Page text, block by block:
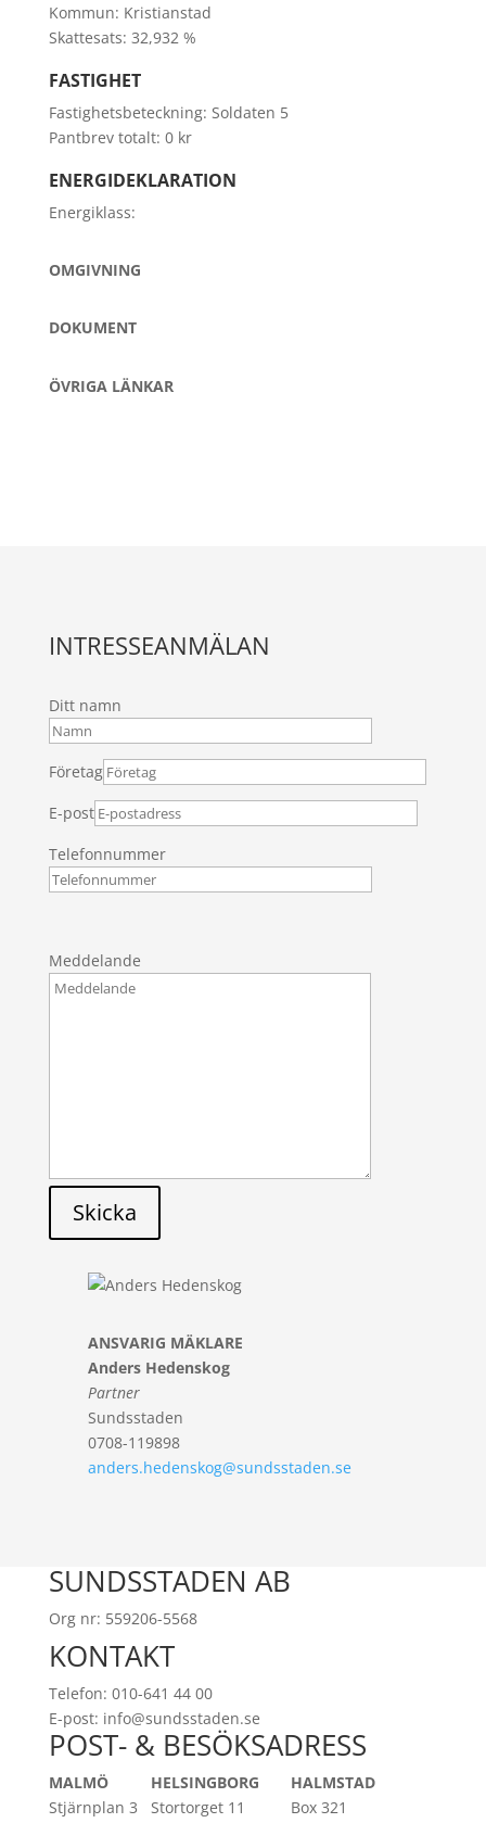
Kommun: Kristianstad
Skattesats: 32,932 %
FASTIGHET
Fastighetsbeteckning: Soldaten 5
Pantbrev totalt: 0 kr
ENERGIDEKLARATION
Energiklass:
OMGIVNING
DOKUMENT
ÖVRIGA LÄNKAR
INTRESSEANMÄLAN
Ditt namn
Företag
E-post
Telefonnummer
Meddelande
ANSVARIG MÄKLARE
Anders Hedenskog
Partner
Sundsstaden
0708-119898
anders.hedenskog@sundsstaden.se
SUNDSSTADEN AB
Org nr: 559206-5568
KONTAKT
Telefon: 010-641 44 00
E-post: info@sundsstaden.se
POST- & BESÖKSADRESS
MALMÖ
Stjärnplan 3
HELSINGBORG
Stortorget 11
HALMSTAD
Box 321